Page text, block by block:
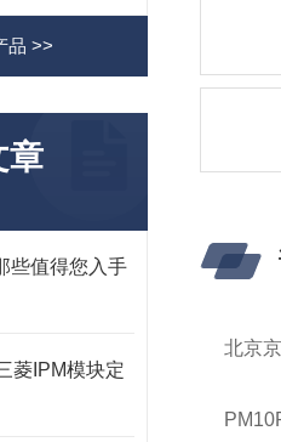
品 >>
章
些值得您入手
菱IPM模块定
北京